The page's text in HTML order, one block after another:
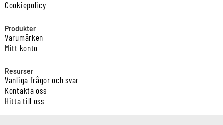
Cookiepolicy
Produkter
Varumärken
Mitt konto
Resurser
Vanliga frågor och svar
Kontakta oss
Hitta till oss